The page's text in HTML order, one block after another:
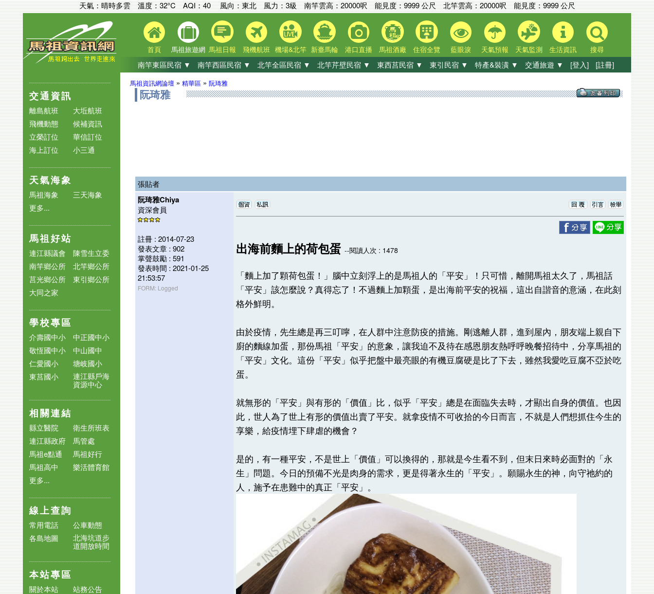
天氣：晴時多雲 溫度：32°CAQI：40 風向：東北 風力：3級南竿雲高：20000呎能見度：9999 公尺北竿雲高：20000呎能見度：9999 公尺
首頁 馬祖旅遊網 馬祖日報 飛機航班 機場&北竿 新臺馬輪 港口直播 馬祖酒廠 住宿全覽 藍眼淚 天氣預報 天氣監測 生活資訊 搜尋
南竿東區民宿 ▼ 南竿西區民宿 ▼ 北竿全區民宿 ▼ 北竿芹壁民宿 ▼ 東西莒民宿 ▼ 東引民宿 ▼ 特產&裝潢 ▼ 交通旅遊 ▼ [登入] [註冊]
交通資訊
離島航班
大坵航班
飛機動態
候補資訊
立榮訂位
華信訂位
海上訂位
小三通
天氣海象
馬祖海象
三天海象
更多...
馬祖好站
連江縣議會
陳雪生立委
南竿鄉公所
北竿鄉公所
莒光鄉公所
東引鄉公所
大同之家
學校專區
介壽國中小
中正國中小
敬恆國中小
中山國中
仁愛國小
塘岐國小
東莒國小
連江縣戶海
資源中心
相關連結
縣立醫院
衛生所班表
連江縣政府
馬管處
馬祖e點通
馬祖好行
馬祖高中
樂活體育館
更多...
線上查詢
常用電話
公車動態
各島地圖
北海坑道步
道開放時間
本站專區
關於本站
站務公告
馬祖資訊網論壇 » 精華區 » 阮琦雅
阮琦雅
張貼者
阮琦雅Chiya
資深會員
註冊 : 2014-07-23
發表文章 : 902
掌聲鼓勵 : 591
發表時間 : 2021-01-25
21:53:57
FORM: Logged
出海前麵上的荷包蛋 --閱讀人次 : 1478
「麵上加了顆荷包蛋！」腦中立刻浮上的是馬祖人的「平安」！只可惜，離開馬祖太久了，馬祖話
「平安」該怎麼說？真得忘了！不過麵上加顆蛋，是出海前平安的祝福，這出自諧音的意涵，在此刻
格外鮮明。
由於疫情，先生總是再三叮嚀，在人群中注意防疫的措施。剛逃離人群，進到屋內，朋友端上親自下
廚的麵線加蛋，那份馬祖「平安」的意象，讓我迫不及待在感恩朋友熱呼呼晚餐招待中，分享馬祖的
「平安」文化。這份「平安」似乎把盤中最亮眼的有機豆腐硬是比了下去，雖然我愛吃豆腐不亞於吃
蛋。
就無形的「平安」與有形的「價值」比，似乎「平安」總是在面臨失去時，才顯出自身的價值。也因
此，世人為了世上有形的價值出賣了平安。就拿疫情不可收拾的今日而言，不就是人們想抓住今生的
享樂，給疫情埋下肆虐的機會？
是的，有一種平安，不是世上「價值」可以換得的，那就是今生看不到，但末日來時必面對的「永
生」問題。今日的預備不光是肉身的需求，更是得著永生的「平安」。願賜永生的神，向守祂約的
人，施予在患難中的真正「平安」。